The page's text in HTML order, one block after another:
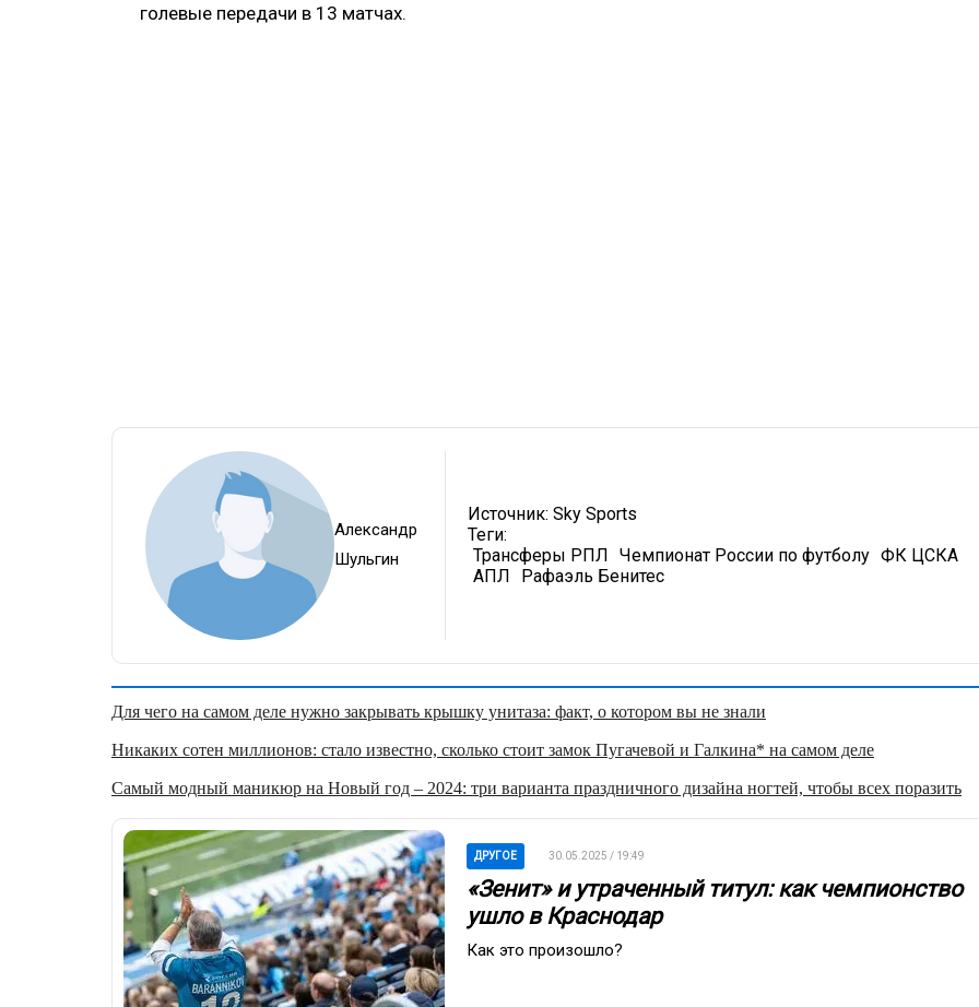
голевые передачи в 13 матчах.
Александр
Шульгин
Источник: Sky Sports
Теги:
Трансферы РПЛ
Чемпионат России по футболу ФК ЦСКА
АПЛ
Рафаэль Бенитес
Для чего на самом деле нужно закрывать крышку унитаза: факт, о котором вы не знали
Никаких сотен миллионов: стало известно, сколько стоит замок Пугачевой и Галкина* на самом деле
Самый модный маникюр на Новый год – 2024: три варианта праздничного дизайна ногтей, чтобы всех поразить
ДРУГОЕ 30.05.2025 / 19:49
«Зенит» и утраченный титул: как чемпионство
ушло в Краснодар
Как это произошло?